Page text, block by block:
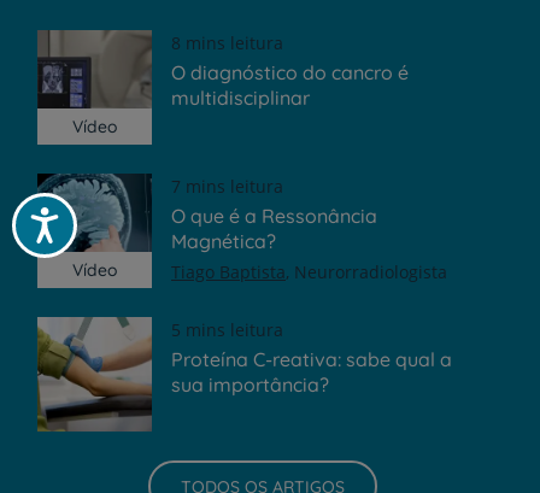
Acessibilidade
Vídeo
8 mins leitura
O diagnóstico do cancro é
multidisciplinar
Vídeo
7 mins leitura
O que é a Ressonância
Magnética?
Tiago Baptista Neurorradiologista
5 mins leitura
Proteína C-reativa: sabe qual a
sua importância?
TODOS OS ARTIGOS